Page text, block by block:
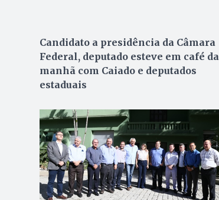
Candidato a presidência da Câmara
Federal, deputado esteve em café da
manhã com Caiado e deputados
estaduais